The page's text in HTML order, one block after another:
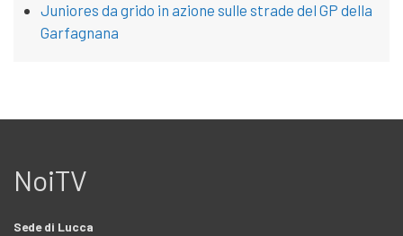
Juniores da grido in azione sulle strade del GP della
Garfagnana
NoiTV
Sede di Lucca